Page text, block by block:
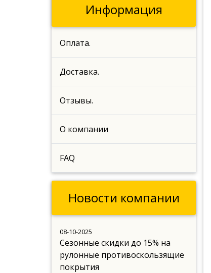
Информация
Оплата.
Доставка.
Отзывы.
О компании
FAQ
Новости компании
08-10-2025
Сезонные скидки до 15% на
рулонные противоскользящие
покрытия